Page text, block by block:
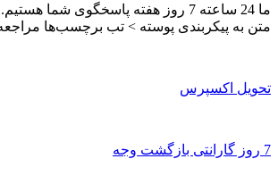
ما 24 ساعته 7 روز هفته پاسخگوی شما
متن به پیکربندی پوسته > تب برچسب‌ها مراجعه
تحویل اکسپرس
7 روز گارانتی بازگشت وجه